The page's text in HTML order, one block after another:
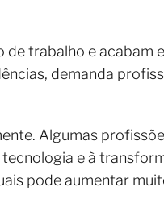
trabalho e acabam
demanda
Algumas
e à
pode aumentar